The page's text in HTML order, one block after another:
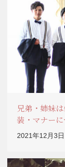
兄弟・姉妹
装・マナー
2021年12月3日